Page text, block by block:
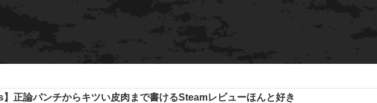
】正論パンチからキツい皮肉まで書けるSteamレビューほんと好き